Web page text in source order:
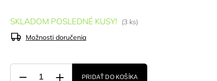
SKLADOM POSLEDNÉ KUSY!
(3 ks)
Možnosti doručenia
PRIDAŤ DO KOŠÍKA